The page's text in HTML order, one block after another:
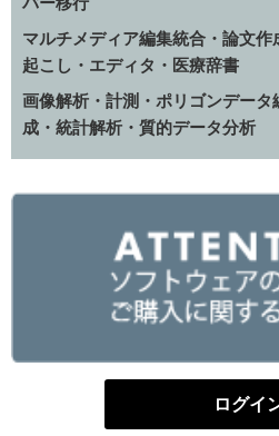
マルチメディア編集統合・論文
起こし・エディタ・医療辞書
画像解析・計測・ポリゴンデー
成・統計解析・質的データ分析
ログイ